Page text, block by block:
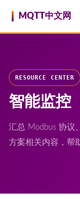
MQTT中文网
RESOURCE CENTER
智能监控
汇总 Modbus 协议
方案相关内容，帮